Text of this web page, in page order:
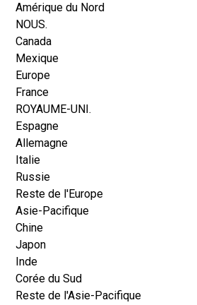
Amérique du Nord
NOUS.
Canada
Mexique
Europe
France
ROYAUME-UNI.
Espagne
Allemagne
Italie
Russie
Reste de l'Europe
Asie-Pacifique
Chine
Japon
Inde
Corée du Sud
Reste de l'Asie-Pacifique